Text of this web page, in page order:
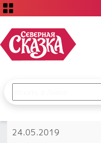
НОВИНКИ!
Сказки
Введите текст и
24.05.2019